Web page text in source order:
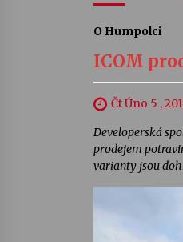
O Humpolci
ICOM
Čt Úno 5 ,
Developerská
prodejem
varianty jsou